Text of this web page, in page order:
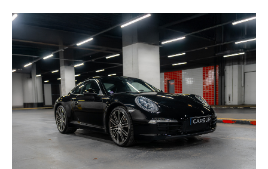
• 04/2025 à 32 390 km – Centre Porsche Lyon
Les consommables sont en très bon état général.
Aucune modification, réparation ou remplacement
d’éléments n’a été effectué sur cet exemplaire.
Cette 911 Black Edition est accompagnée de son
carnet d’entretien, de ses factures, du certificat de
situation administrative, du contrôle technique, et
du rapport CarVertical (disponible sur demande).